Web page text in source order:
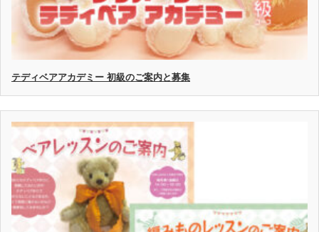
テディベアアカデミー 初級のご案内と募集